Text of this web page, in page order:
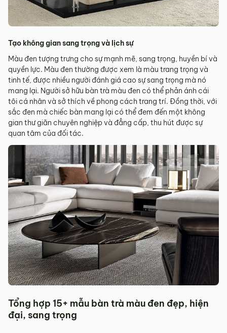
Tạo không gian sang trọng và lịch sự
Màu đen tượng trưng cho sự mạnh mẽ, sang trọng, huyền bí và
quyền lực. Màu đen thường được xem là màu trang trọng và
tinh tế, được nhiều người đánh giá cao sự sang trọng mà nó
mang lại. Người sở hữu bàn trà màu đen có thể phản ánh cái
tôi cá nhân và sở thích về phong cách trang trí. Đồng thời, với
sắc đen mà chiếc bàn mang lại có thể đem đến một không
gian thư giãn chuyên nghiệp và đẳng cấp, thu hút được sự
quan tâm của đối tác.
Tổng hợp 15+ mẫu bàn trà màu đen đẹp, hiện
đại, sang trọng